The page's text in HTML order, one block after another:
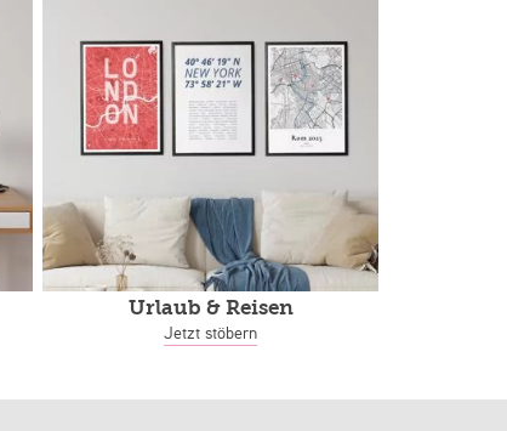
Urlaub & Reisen
Jetzt stöbern